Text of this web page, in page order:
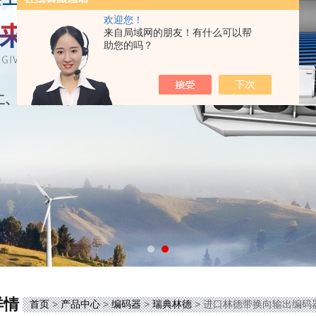
欢迎您！
来自局域网的朋友！有什么可以帮
助您的吗？
情 首页>产品中心>编码器>瑞典林德> 进口林德带换向输出编码